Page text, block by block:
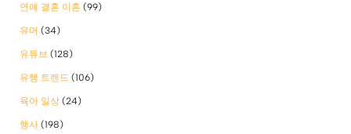
연예 결혼 이혼 (99)
유머 (34)
유튜브 (128)
유행 트렌드 (106)
육아 일상 (24)
행사 (198)